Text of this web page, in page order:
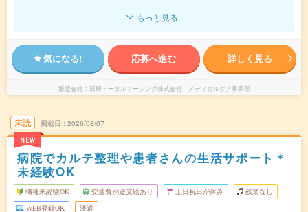
もっと見る
気になる! 応募へ進む 詳しく見る
派遣会社 日研トータルソーシング株式会社 メディカルケア事業部
未読
NEW
掲載日 2026/08/07
病院でカルテ整理や患者さんの生活サポート＊
未経験OK
職種未経験OK 交通費別途支給あり 土日祝日が休み 残業なし
WEB登録OK 派遣